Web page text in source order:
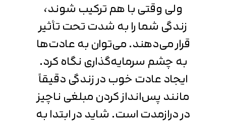
ولی وقتی با هم ترکیب شوند،
زندگی شما را به شدت تحت تأثیر
قرار می‌دهند. می‌توان به عادت‌ها
به چشم سرمایه‌گذاری نگاه کرد.
ایجاد عادت خوب در زندگی دقیقاً
مانند پس‌انداز کردن مبلغی ناچیز
در درازمدت است. شاید در ابتدا به